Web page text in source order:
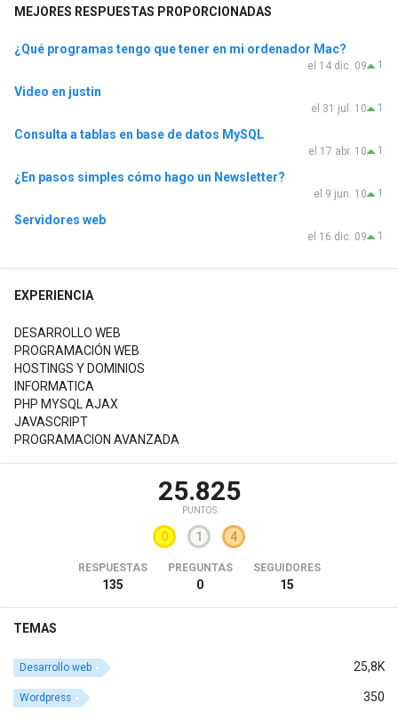
MEJORES RESPUESTAS PROPORCIONADAS
¿Qué programas tengo que tener en mi ordenador Mac?
1
el 14 dic. 09
Video en justin
1
el 31 jul. 10
Consulta a tablas en base de datos MySQL
1
el 17 abr. 10
¿En pasos simples cómo hago un Newsletter?
1
el 9 jun. 10
Servidores web
1
el 16 dic. 09
EXPERIENCIA
DESARROLLO WEB
PROGRAMACIÓN WEB
HOSTINGS Y DOMINIOS
INFORMATICA
PHP MYSQL AJAX
JAVASCRIPT
PROGRAMACION AVANZADA
25.825
PUNTOS
0 1 4
RESPUESTAS
135
PREGUNTAS
0
SEGUIDORES
15
TEMAS
25,8K
Desarrollo web
350
Wordpress